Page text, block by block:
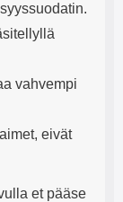
vahvempi
eivät
et pääse